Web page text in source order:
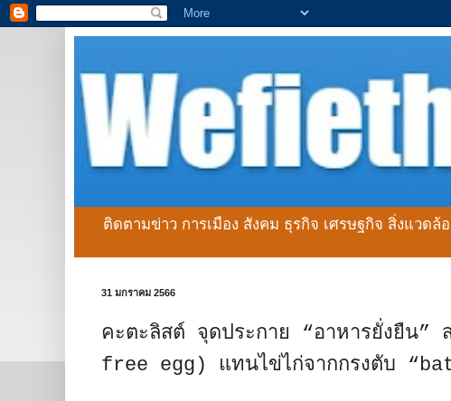
ติดตามข่าว การเมือง สังคม ธุรกิจ เศรษฐกิจ สิ่งแวด
31 มกราคม 2566
คะตะลิสต์ จุดประกาย “อาหารยั่งยืน”
free egg) แทนไข่ไก่จากกรงตับ